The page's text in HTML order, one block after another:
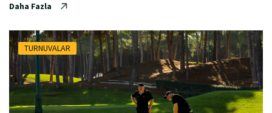
Daha Fazla
TURNUVALAR